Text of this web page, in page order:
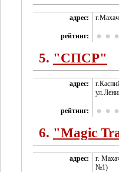
адрес:
рейтинг:
5. "СПСР"
адрес:
рейтинг:
6. "Magiс
адрес:
г.
№1)